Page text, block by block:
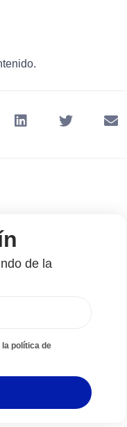
de la
política de